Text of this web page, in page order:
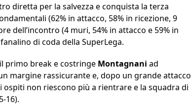
diretta per la salvezza e conquista la terza
(62% in attacco, 58% in ricezione, 9
dell’incontro (4 muri, 54% in attacco e 59% in
di coda della SuperLega.
primo break e costringe Montagnani ad
margine rassicurante e, dopo un grande attacco
ospiti non riescono più a rientrare e la squadra di
16).